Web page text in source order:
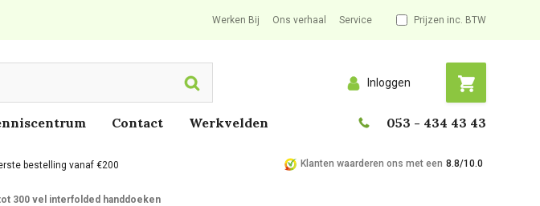
Werken Bij Ons verhaal Service Prijzen inc. BTW
Search Inloggen
Contact Werkvelden 053 - 434 43 43
bestelling vanaf €200 Klanten waarderen ons met een 8.8/10.0
300 vel interfolded handdoeken